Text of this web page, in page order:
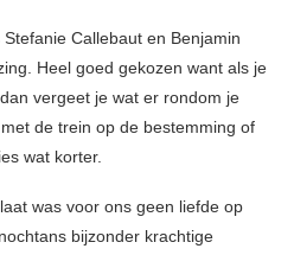
Callebaut en Benjamin
Heel goed gekozen want als je
vergeet je wat er rondom je
de trein op de bestemming of
wat korter.
was voor ons geen liefde op
bijzonder krachtige